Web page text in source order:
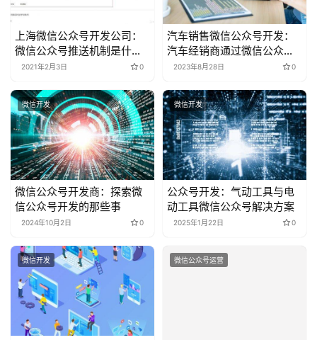
上海微信公众号开发公司：
微信公众号推送机制是什
么？
2021年2月3日 0
汽车销售微信公众号开发：
汽车经销商通过微信公众号
发布车型信息、预约试驾并
2023年8月28日 0
微信开发
微信公众号开发商：探索微
信公众号开发的那些事
2024年10月2日 0
微信开发
公众号开发：气动工具与电
动工具微信公众号解决方案
2025年1月22日 0
微信开发 微信公众号运营